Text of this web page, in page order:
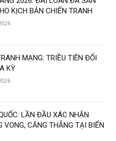
KỊCH BẢN CHIẾN TRANH
MẠNG: TRIỀU TIÊN ĐỐI
KỲ
LẦN ĐẦU XÁC NHẬN
VONG, CĂNG THẲNG TẠI BIỂN